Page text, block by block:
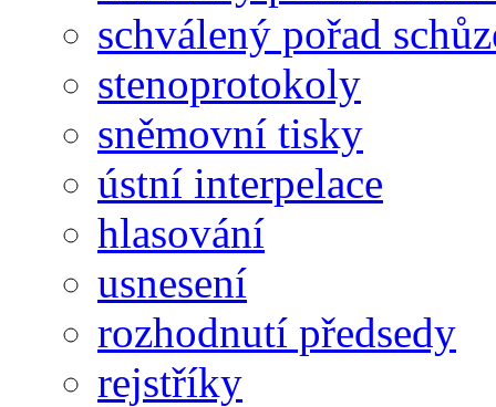
schválený pořad
stenoprotokoly
sněmovní tisky
ústní interpelace
hlasování
usnesení
rozhodnutí předsedy
rejstříky